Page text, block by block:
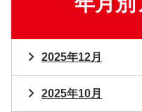
2025年12月
2025年10月